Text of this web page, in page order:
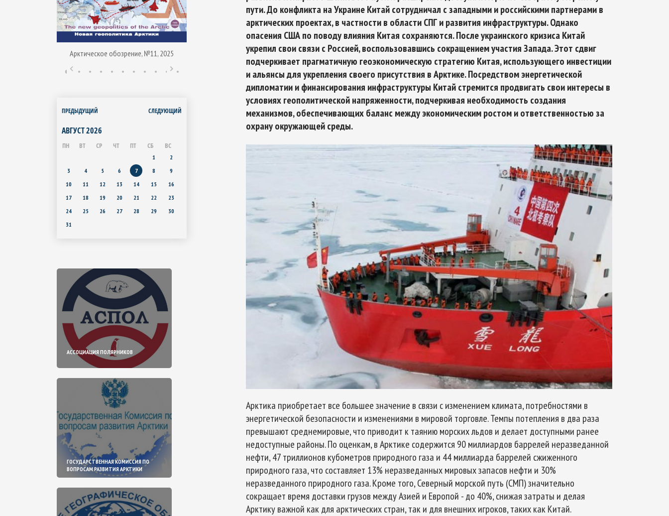
Арктическое обозрение, №11, 2025 Арктическое обозрение, №10, 2024 Арктическое обозрение, №9, 2023 Арктическое обозрение, №8, 2022 Арктическое обозрение,
ПРЕДЫДУЩИЙ СЛЕДУЮЩИЙ
АВГУСТ2026
ПН ВТ СР ЧТ ПТ СБ ВС
1
2
3
4 5 6 7 8
9
10
11 12 13 14 15
16
17
18 19 20 21 22
23
24
25 26 27 28 29
30
31
АССОЦИАЦИЯ ПОЛЯРНИКОВ
ГОСУДАРСТВЕННАЯ КОМИССИЯ ПО
ВОПРОСАМ РАЗВИТИЯ АРКТИКИ
пути. До конфликта на Украине Китай сотрудничал с западными и российскими партнерами в
арктических проектах, в частности в области СПГ и развития инфраструктуры. Однако
опасения США по поводу влияния Китая сохраняются. После украинского кризиса Китай
укрепил свои связи с Россией, воспользовавшись сокращением участия Запада. Этот сдвиг
подчеркивает прагматичную геоэкономическую стратегию Китая, использующего инвестиции
и альянсы для укрепления своего присутствия в Арктике. Посредством энергетической
дипломатии и финансирования инфраструктуры Китай стремится продвигать свои интересы в
условиях геополитической напряженности, подчеркивая необходимость создания
механизмов, обеспечивающих баланс между экономическим ростом и ответственностью за
охрану окружающей среды.
Арктика приобретает все большее значение в связи с изменением климата, потребностями в
энергетической безопасности и изменениями в мировой торговле. Темпы потепления в два раза
превышают среднемировые, что приводит к таянию морских льдов и делает доступными ранее
недоступные районы. По оценкам, в Арктике содержится 90 миллиардов баррелей неразведанной
нефти, 47 триллионов кубометров природного газа и 44 миллиарда баррелей сжиженного
природного газа, что составляет 13% неразведанных мировых запасов нефти и 30%
неразведанного природного газа. Кроме того, Северный морской путь (СМП) значительно
сокращает время доставки грузов между Азией и Европой - до 40%, снижая затраты и делая
Арктику важной как для арктических стран, так и для внешних игроков, таких как Китай.